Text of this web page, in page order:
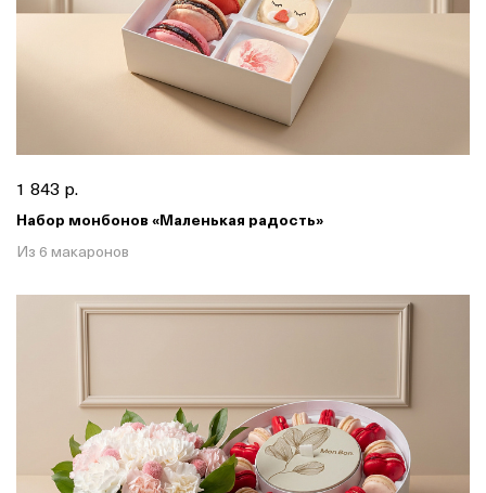
1 843 р.
Набор монбонов «Маленькая радость»
Из 6 макаронов